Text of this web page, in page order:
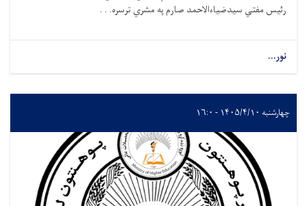
رئيس مفتي سيدضياءالاحمد صارم په مشري ترسره. . .
نور...
چهارشنبه ۱۴۰۵/۴/۱۰ - ۱۶:۰